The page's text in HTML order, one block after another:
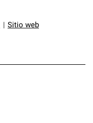
Sitio web